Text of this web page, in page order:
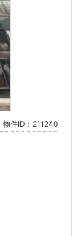
物件ID：211240